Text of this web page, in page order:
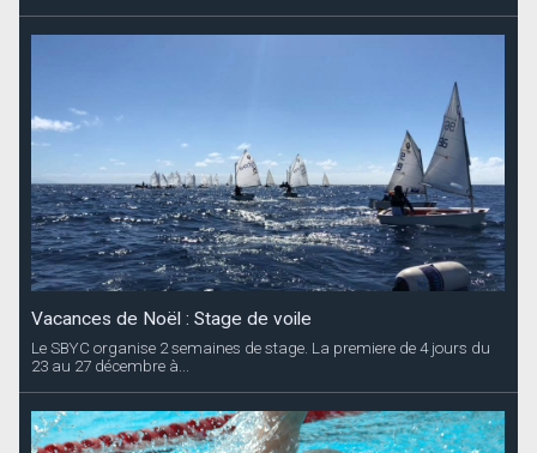
Vacances de Noël : Stage de voile
Le SBYC organise 2 semaines de stage. La premiere de 4 jours du
23 au 27 décembre à...